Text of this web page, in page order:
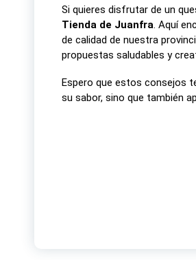
Si quieres disfrutar de un
Tienda de Juanfra. Aquí
de calidad de nuestra
propuestas saludables y
Espero que estos consejos
su sabor, sino que también